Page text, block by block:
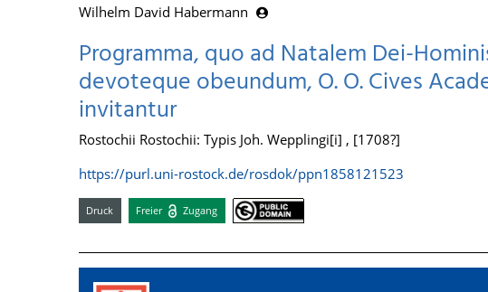
Wilhelm David Habermann
Programma, quo ad Natalem Dei-
devoteque obeundum, O. O. Cives
invitantur
Rostochii Rostochii: Typis Joh. Wepplingi[i] , [1708?]
https://purl.uni-rostock.de/rosdok/ppn1858121523
Druck Freier Zugang